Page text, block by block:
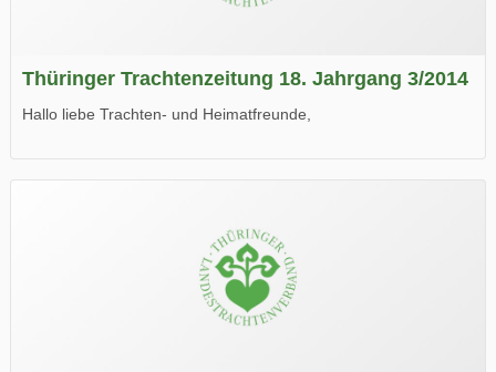
Thüringer Trachtenzeitung 18. Jahrgang 3/2014
Hallo liebe Trachten- und Heimatfreunde,
Wir wünschen Euch viel Spaß beim Lesen.